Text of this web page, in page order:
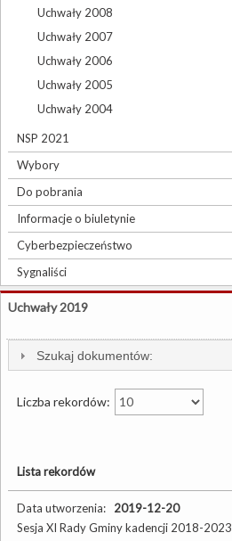
Uchwały 2008
Uchwały 2007
Uchwały 2006
Uchwały 2005
Uchwały 2004
NSP 2021
Wybory
Do pobrania
Informacje o biuletynie
Cyberbezpieczeństwo
Sygnaliści
Uchwały 2019
Szukaj dokumentów:
Liczba rekordów:
Lista rekordów
Data utworzenia: 2019-12-20
Sesja XI Rady Gminy kadencji 2018-2023